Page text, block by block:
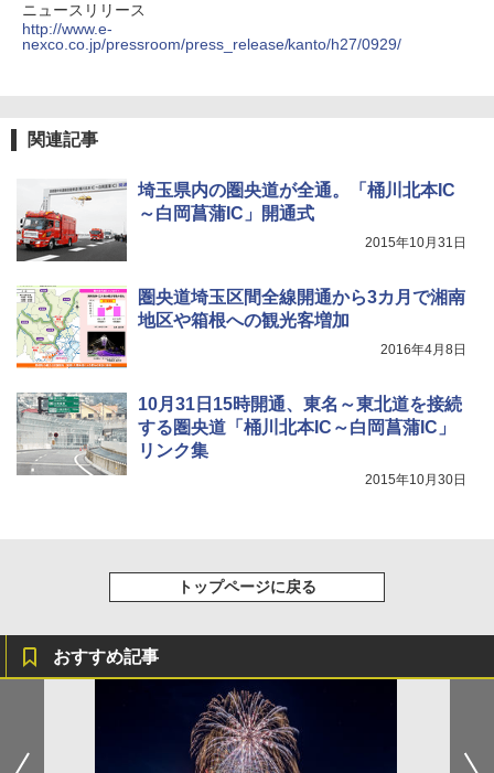
￥20,718
ニュースリリース
http://www.e-
nexco.co.jp/pressroom/press_release/kanto/h27/0929/
関連記事
埼玉県内の圏央道が全通。「桶川北本IC
～白岡菖蒲IC」開通式
2015年10月31日
圏央道埼玉区間全線開通から3カ月で湘南
地区や箱根への観光客増加
2016年4月8日
10月31日15時開通、東名～東北道を接続
する圏央道「桶川北本IC～白岡菖蒲IC」
リンク集
2015年10月30日
トップページに戻る
おすすめ記事